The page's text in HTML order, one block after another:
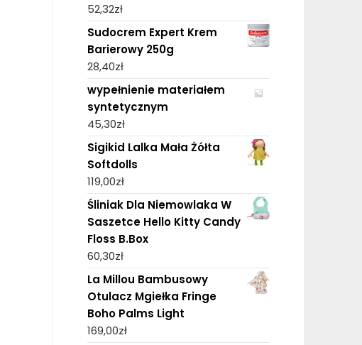
52,32zł
Sudocrem Expert Krem
Barierowy 250g
28,40zł
wypełnienie materiałem
syntetycznym
45,30zł
Sigikid Lalka Mała Żółta
Softdolls
119,00zł
Śliniak Dla Niemowlaka W
Saszetce Hello Kitty Candy
Floss B.Box
60,30zł
La Millou Bambusowy
Otulacz Mgiełka Fringe
Boho Palms Light
169,00zł